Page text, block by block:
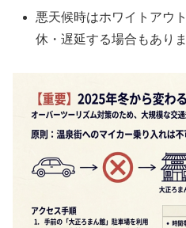
悪天候時はホワイトアウ
休・遅延する場合もあり